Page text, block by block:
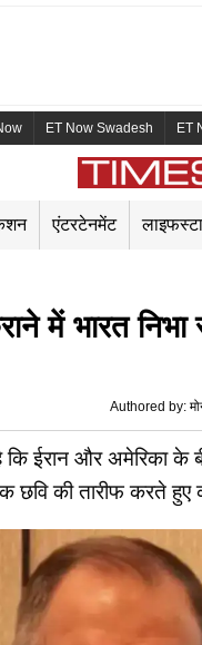
ET Now Swadesh ET
एंटरटेनमेंट
में भारत
Authored by:
कि ईरान और अमेरिका
छवि की तारीफ करते